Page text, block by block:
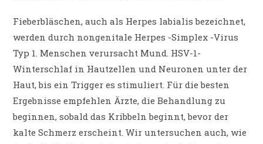
Fieberbläschen, auch als Herpes labialis bezeichnet,
werden durch nongenitale Herpes -Simplex -Virus
Typ 1. Menschen verursacht Mund. HSV-1-
Winterschlaf in Hautzellen und Neuronen unter der
Haut, bis ein Trigger es stimuliert. Für die besten
Ergebnisse empfehlen Ärzte, die Behandlung zu
beginnen, sobald das Kribbeln beginnt, bevor der
kalte Schmerz erscheint. Wir untersuchen auch, wie